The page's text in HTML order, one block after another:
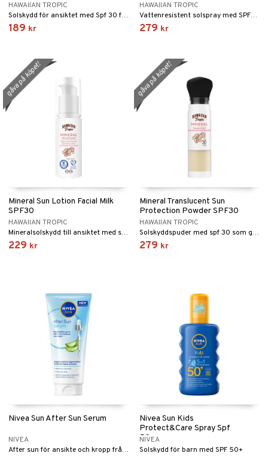
HAWAIIAN TROPIC
Solskydd för ansiktet med Spf 30 från Hawaiian Tropic
189 kr
HAWAIIAN TROPIC
Vattenresistent solspray med SPF50 från Hawaiian Tropic
279 kr
Mineral Sun Lotion Facial Milk
SPF30
HAWAIIAN TROPIC
Mineralsolskydd till ansiktet med spf 30 från Hawaiian Tropic
229 kr
gåva på köpet!
Mineral Translucent Sun
Protection Powder SPF30
HAWAIIAN TROPIC
Solskyddspuder med spf 30 som ger matt effekt från Hawaiian Tropic
279 kr
gåva på köpet!
Nivea Sun After Sun Serum
NIVEA
After sun för ansikte och kropp från Nivea
Nivea Sun Kids
Protect&Care Spray Spf
50+
NIVEA
Solskydd för barn med SPF 50+